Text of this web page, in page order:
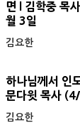
면 l 김학중 목
월 3일
김요한
하나님께서 인
문다윗 목사
김요한